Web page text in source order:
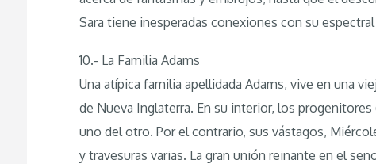
Sara tiene inesperadas conexiones con su
10.- La Familia Adams
Una atípica familia apellidada Adams, vive en una
de Nueva Inglaterra. En su interior, los
uno del otro. Por el contrario, sus vástagos,
y travesuras varias. La gran unión reinante en el